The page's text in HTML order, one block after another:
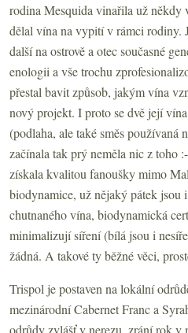
rodina Mesquida vinařila už někdy
dělal vína na vypití v rámci rodiny.
další na ostrově a otec současné
enologii a vše trochu
přestal bavit způsob, jakým vína
nový projekt. I proto se dvě její
(podlaha, ale také směs používaná
začínala tak prý neměla nic z toho
získala kvalitou fanoušky mimo
biodynamice, už nějaký pátek jsou
chutnaného vína, biodynamická
minimalizují síření (bílá jsou i
žádná. A takové ty běžné věci,
Trispol je postaven na lokální
mezinárodní Cabernet Franc a
odrůdy zvlášť v nerezu, zrání rok v